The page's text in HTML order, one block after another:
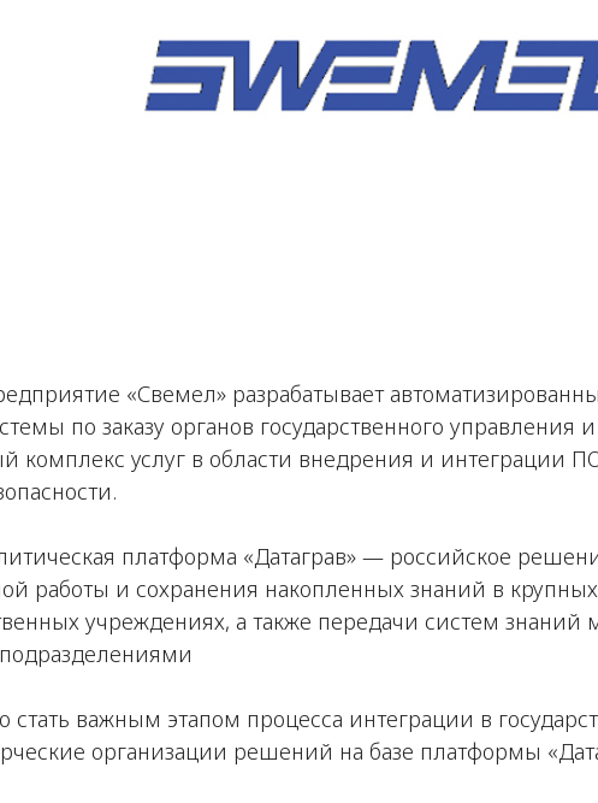
«Свемел» разрабатывает
по заказу органов государственного управления и
комплекс услуг в области внедрения и интеграции
платформа «Датаграв» — российское
работы и сохранения накопленных знаний в крупных
учреждениях, а также передачи систем знаний
стать важным этапом процесса интеграции в
организации решений на базе платформы